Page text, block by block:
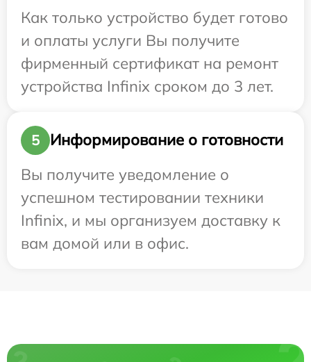
Как только устройство будет готово
и оплаты услуги Вы получите
фирменный сертификат на ремонт
устройства Infinix сроком до 3 лет.
5
Информирование о готовности
Вы получите уведомление о
успешном тестировании техники
Infinix, и мы организуем доставку к
вам домой или в офис.